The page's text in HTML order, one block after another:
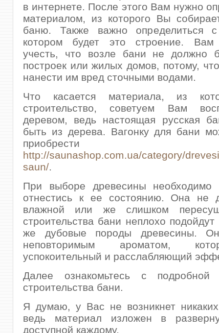
в интернете. После этого Вам нужно
материалом, из которого Вы
баню. Также важно определиться
котором будет это строение. Вам
учесть, что возле бани не должно
построек или жилых домов, потому,
нанести им вред сточными водами.
Что касается материала, из
строительство, советуем Вам
деревом, ведь настоящая русская
быть из дерева. Вагонку для бани
http://saunashop.com.ua/category/
saun/.
При выборе древесины необходимо
отнестись к ее состоянию. Она не
влажной или же слишком
строительства бани неплохо
же дубовые породы древесины.
неповторимым ароматом,
успокоительный и расслабляющий
Далее ознакомьтесь с подробной
строительства бани.
Я думаю, у Вас не возникнет никаких
ведь материал изложен в
доступной каждому.